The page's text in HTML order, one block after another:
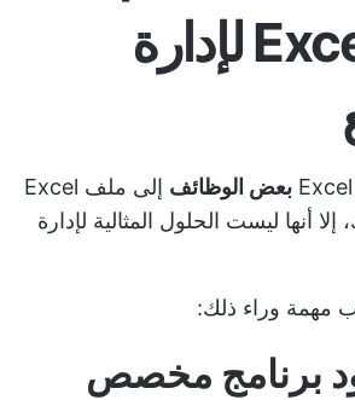
قوالب Excel لإدارة
بعض الوظائف
إلى ملف Excel
إلا أنها ليست الحلول المثالية لإدارة
مهمة وراء ذلك:
برنامج مخصص